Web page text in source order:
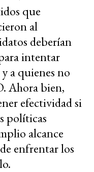
que
al
deberían
intentar
a quienes no
Ahora bien,
efectividad si
políticas
alcance
enfrentar los